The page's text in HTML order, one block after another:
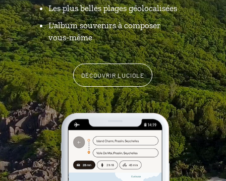
Les plus belles plages géolocalisées
L'album souvenirs à composer
vous-même
DÉCOUVRIR LUCIOLE